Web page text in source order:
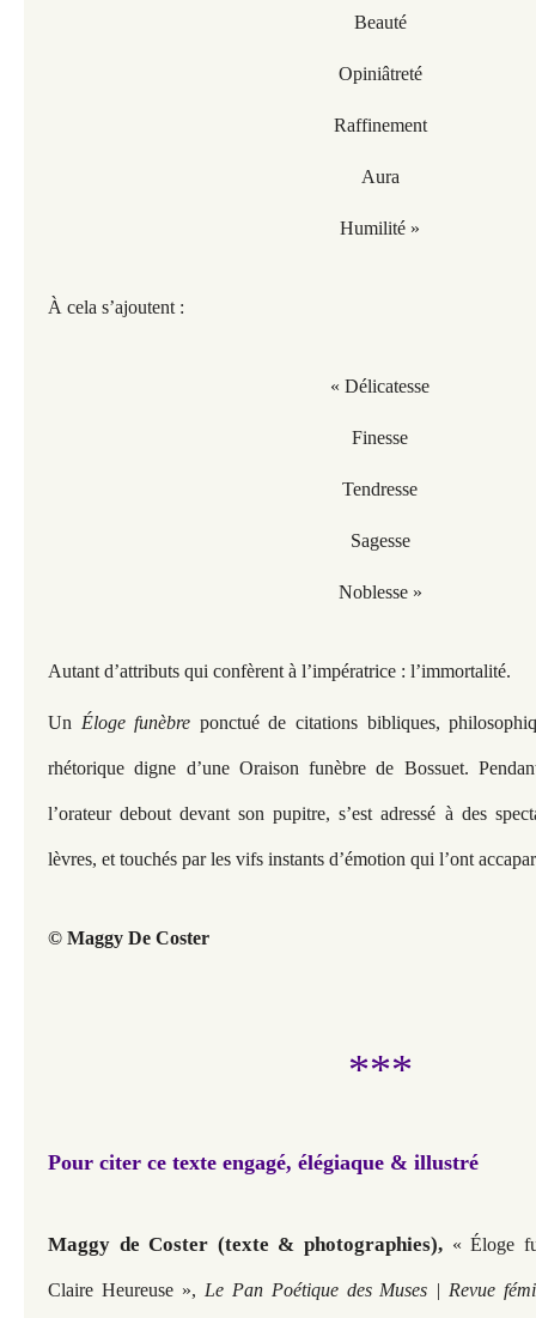
Beauté
Opiniâtreté
Raffinement
Aura
Humilité »
À cela s’ajoutent :
« Délicatesse
Finesse
Tendresse
Sagesse
Noblesse »
Autant d’attributs qui confèrent à l’impératrice : l’immortalité.
Un Éloge funèbre ponctué de citations bibliques,
rhétorique digne d’une Oraison funèbre de Bossuet.
l’orateur debout devant son pupitre, s’est adressé à des
lèvres, et touchés par les vifs instants d’émotion qui l’ont
© Maggy De Coster
***
Pour citer ce texte engagé, élégiaque & illustré
Maggy de Coster (texte & photographies), « Éloge
Claire Heureuse », Le Pan Poétique des Muses | Revue